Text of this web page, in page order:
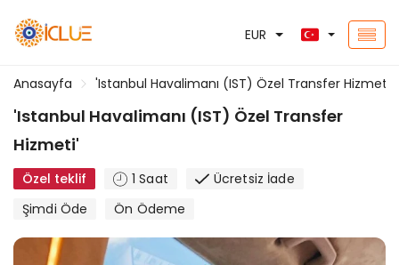
EUR
Anasayfa 'Istanbul Havalimanı (IST) Özel Transfer Hizmeti'
'Istanbul Havalimanı (IST) Özel Transfer
Hizmeti'
Özel teklif 1 Saat
Ücretsiz İade
Şimdi Öde
Ön Ödeme